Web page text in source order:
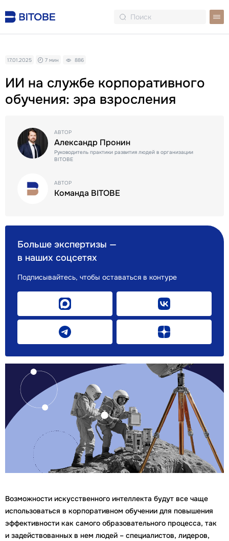
ИИ на службе корпоративного
обучения: эра взросления
17.01.2025 7 мин 886
Возможности искусственного интеллекта будут все чаще
использоваться в корпоративном обучении для повышения
эффективности как самого образовательного процесса, так
и задействованных в нем людей – специалистов, лидеров,
Больше экспертизы —
в наших соцсетях
Подписывайтесь, чтобы оставаться в контуре
АВТОР
Александр Пронин
Руководитель практики развития людей в организации
BITOBE
АВТОР
Команда BITOBE